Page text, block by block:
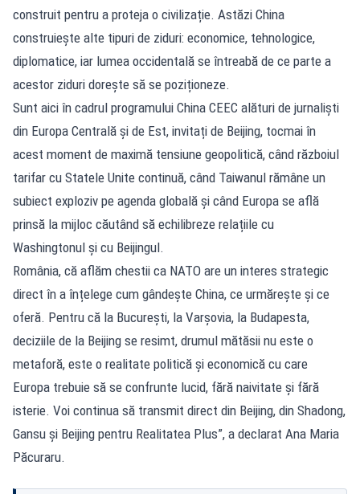
construit pentru a proteja o civilizație. Astăzi China
construiește alte tipuri de ziduri: economice, tehnologice,
diplomatice, iar lumea occidentală se întreabă de ce parte a
acestor ziduri dorește să se poziționeze.
Sunt aici în cadrul programului China CEEC alături de jurnaliști
din Europa Centrală și de Est, invitați de Beijing, tocmai în
acest moment de maximă tensiune geopolitică, când războiul
tarifar cu Statele Unite continuă, când Taiwanul rămâne un
subiect exploziv pe agenda globală și când Europa se află
prinsă la mijloc căutând să echilibreze relațiile cu
Washingtonul și cu Beijingul.
România, că aflăm chestii ca NATO are un interes strategic
direct în a înțelege cum gândește China, ce urmărește și ce
oferă. Pentru că la București, la Varșovia, la Budapesta,
deciziile de la Beijing se resimt, drumul mătăsii nu este o
metaforă, este o realitate politică și economică cu care
Europa trebuie să se confrunte lucid, fără naivitate și fără
isterie. Voi continua să transmit direct din Beijing, din Shadong,
Gansu și Beijing pentru Realitatea Plus”, a declarat Ana Maria
Păcuraru.